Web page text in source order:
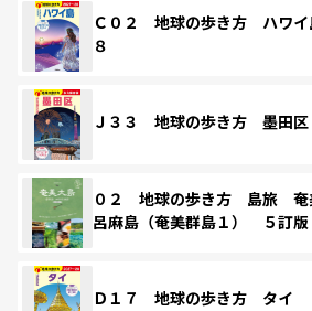
Ｃ０２ 地球の歩き方 ハワイ
８
Ｊ３３ 地球の歩き方 墨田区
０２ 地球の歩き方 島旅
呂麻島（奄美群島１） ５訂版
Ｄ１７ 地球の歩き方 タイ